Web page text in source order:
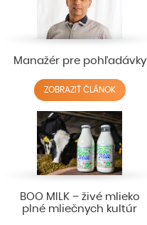
Manažér pre pohľadávky
ZOBRAZIŤ ČLÁNOK
BOO MILK – živé mlieko
plné mliečnych kultúr